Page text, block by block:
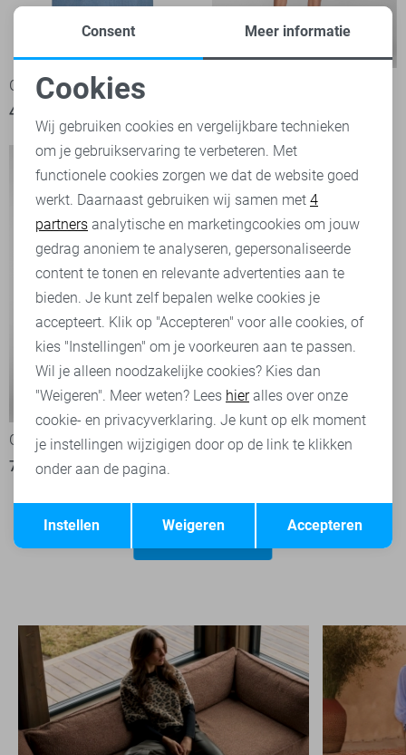
Geisha Jurk
45,00
-20%
Geisha Jurk
72,00 89,99
Filter
Noodzakelijke cookies
Personalisatie cookies
Analytische cookies
Marketing cookies
Terug Opslaan
Consent Meer informatie
Cookies
Wij gebruiken cookies en vergelijkbare technieken
om je gebruikservaring te verbeteren. Met
functionele cookies zorgen we dat de website goed
werkt. Daarnaast gebruiken wij samen met 4
partners analytische en marketingcookies om jouw
gedrag anoniem te analyseren, gepersonaliseerde
content te tonen en relevante advertenties aan te
bieden. Je kunt zelf bepalen welke cookies je
accepteert. Klik op "Accepteren" voor alle cookies, of
kies "Instellingen" om je voorkeuren aan te passen.
Wil je alleen noodzakelijke cookies? Kies dan
"Weigeren". Meer weten? Lees hieralles over onze
cookie- en privacyverklaring. Je kunt op elk moment
je instellingen wijzigigen door op de link te klikken
onder aan de pagina.
Accepteren
Weigeren
Instellen